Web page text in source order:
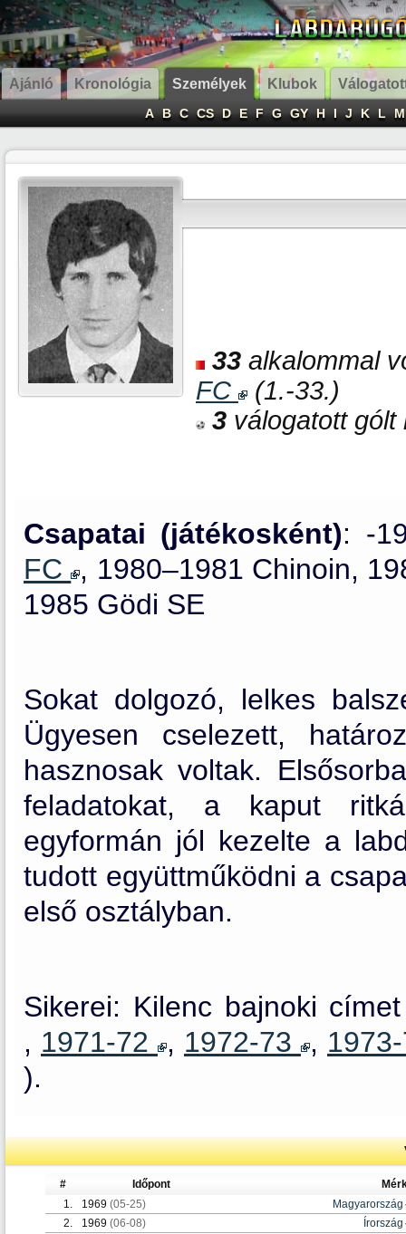
Ajánló Kronológia Személyek Klubok
A B C CS D E F G GY H I J K L M
33 alkalommal
FC
(1.-33.)
3 válogatott gólt
Csapatai (játékosként): -
FC , 1980–1981 Chinoin,
1985 Gödi SE
Sokat dolgozó, lelkes
Ügyesen cselezett,
hasznosak voltak.
feladatokat, a kaput
egyformán jól kezelte a
tudott együttműködni a
első osztályban.
Sikerei: Kilenc bajnoki
, 1971-72 , 1972-73 ,
).
# Időpont
1.
1969 (05-25) Magyarország
2.
1969 (06-08) Írország